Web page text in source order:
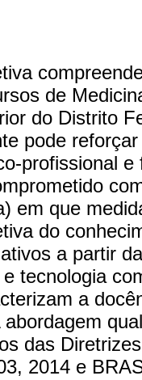
de
do Distrito
pode
profissional
em que
do
a partir
tecnologia
a
das
2014 e